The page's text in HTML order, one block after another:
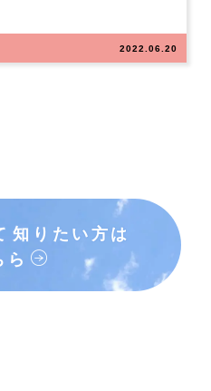
2022.06.20
知りたい方は
ら